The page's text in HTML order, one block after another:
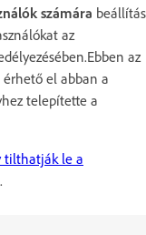
számára beállítás
az
az
el abban a
telepítette a
tilthatják le a
.